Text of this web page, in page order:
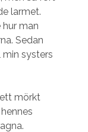
larmet.
man
Sedan
systers
mörkt